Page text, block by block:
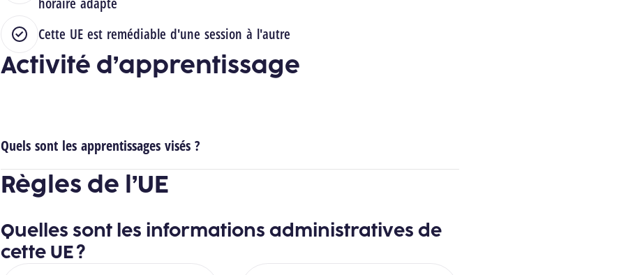
Cette UE est remédiable d'une session à l'autre
Activité d’apprentissage
Quels sont les apprentissages visés ?
Règles de l’UE
Quelles sont les informations administratives de
cette UE ?